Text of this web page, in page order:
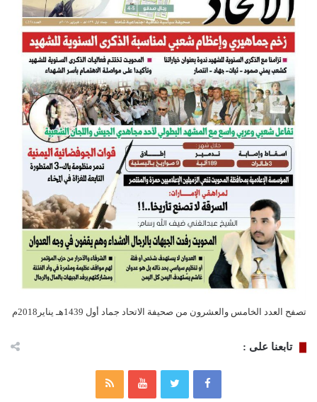
تصفح العدد الخامس والعشرون من صحيفة الاتحاد جماد أول 1439هـ يناير2018م
تابعنا على :